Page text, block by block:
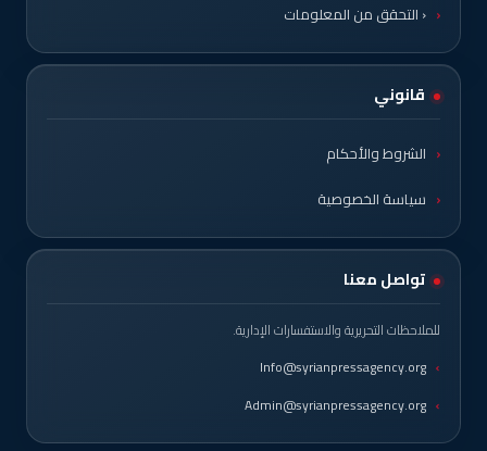
‹ التحقق من المعلومات
قانوني
الشروط والأحكام
سياسة الخصوصية
تواصل معنا
للملاحظات التحريرية والاستفسارات الإدارية.
Info@syrianpressagency.org
Admin@syrianpressagency.org